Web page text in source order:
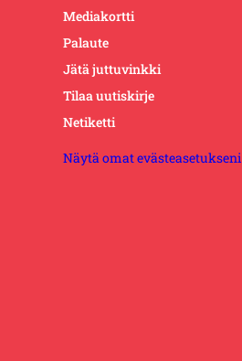
Mediakortti
Palaute
Jätä juttuvinkki
Tilaa uutiskirje
Netiketti
Näytä omat evästeasetukseni